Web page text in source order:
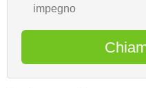
impegno